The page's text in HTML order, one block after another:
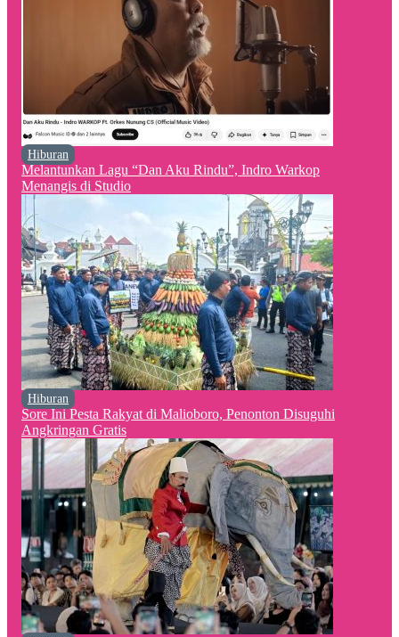
Hiburan
Melantunkan Lagu “Dan Aku Rindu”, Indro Warkop
Menangis di Studio
Hiburan
Sore Ini Pesta Rakyat di Malioboro, Penonton Disuguhi
Angkringan Gratis